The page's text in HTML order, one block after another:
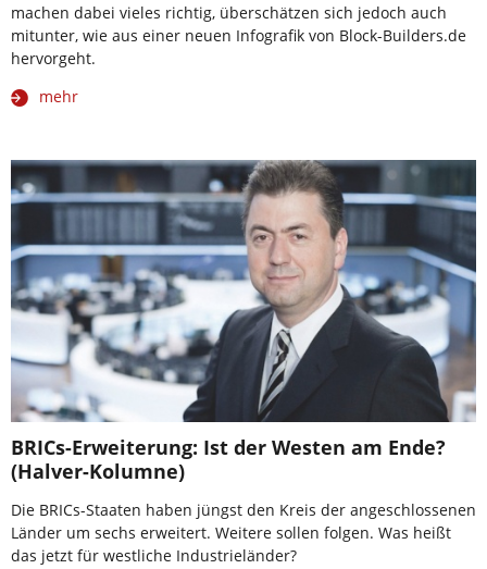
machen dabei vieles richtig, überschätzen sich jedoch auch
mitunter, wie aus einer neuen Infografik von Block-Builders.de
hervorgeht.
mehr
BRICs-Erweiterung: Ist der Westen am Ende?
(Halver-Kolumne)
Die BRICs-Staaten haben jüngst den Kreis der angeschlossenen
Länder um sechs erweitert. Weitere sollen folgen. Was heißt
das jetzt für westliche Industrieländer?